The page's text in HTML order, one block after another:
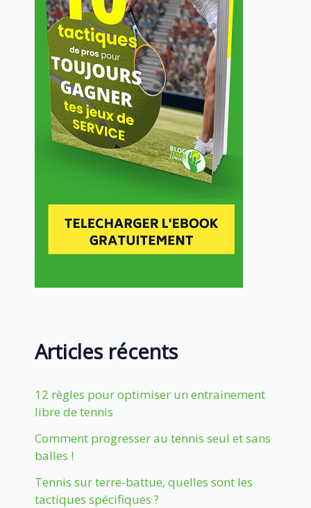
Articles récents
12 règles pour optimiser un entrainement
libre de tennis
Comment progresser au tennis seul et sans
balles !
Tennis sur terre-battue, quelles sont les
tactiques spécifiques ?